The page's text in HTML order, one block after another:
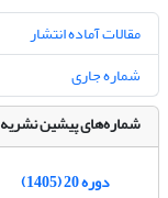
مقالات آماده انتشار
شماره جاری
شماره‌های پیشین نشریه
دوره 20 (1405)